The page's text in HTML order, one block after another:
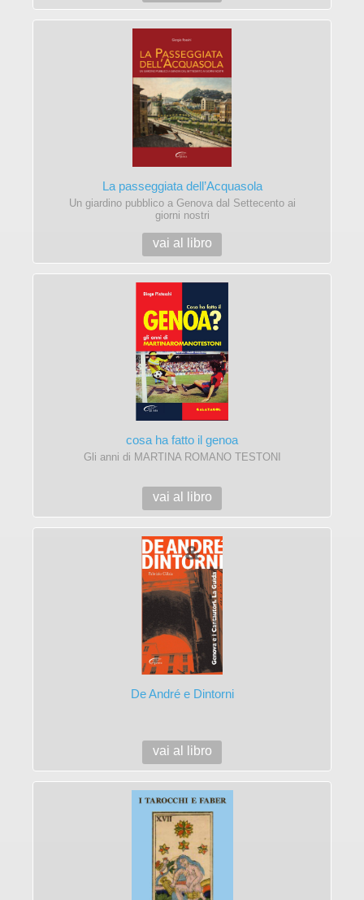
La passeggiata dell’Acquasola
Un giardino pubblico a Genova dal Settecento ai
giorni nostri
vai al libro
cosa ha fatto il genoa
Gli anni di MARTINA ROMANO TESTONI
vai al libro
De André e Dintorni
vai al libro